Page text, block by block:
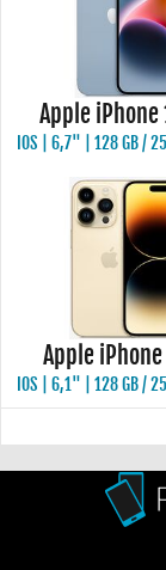
Apple iPhone
IOS | 6,7" | 128 GB /
Apple
IOS | 6,1" | 128 GB /